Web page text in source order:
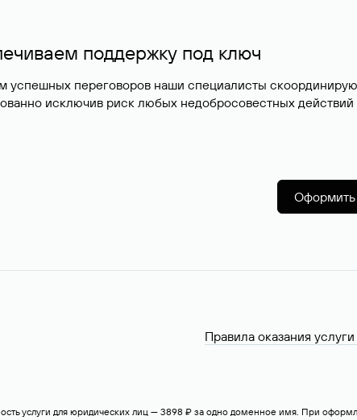
поддержку под ключ
успешных переговоров наши специалисты
исключив риск любых недобросовестных действий
Оформить
Правила оказания
услуги для юридических лиц — 3898 ₽ за одно доменное имя. При